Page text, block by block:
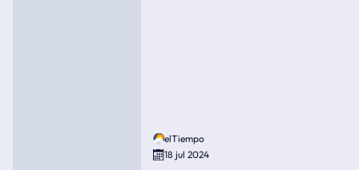
elTiempo
18 jul 2024